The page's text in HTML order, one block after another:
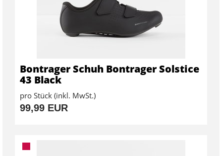
Bontrager Schuh Bontrager Solstice
43 Black
pro Stück (inkl. MwSt.)
99,99 EUR